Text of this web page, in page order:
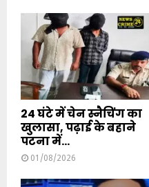
24 घंटे में चेन स्नैचिंग का
खुलासा, पढ़ाई के बहाने
पटना में...
01/08/2026